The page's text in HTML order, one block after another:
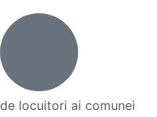
de locuitori ai comunei